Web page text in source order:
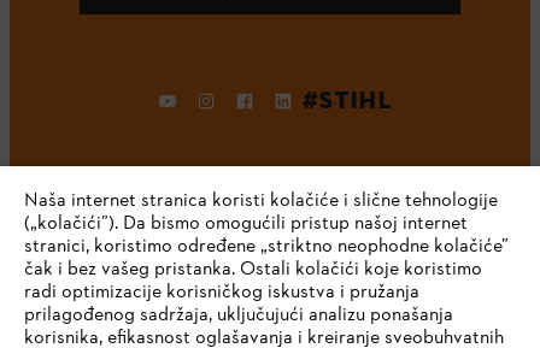
#STIHL
Kompanija
Naša internet stranica koristi kolačiće i slične tehnologije
(„kolačići”). Da bismo omogućili pristup našoj internet
stranici, koristimo određene „striktno neophodne kolačiće”
čak i bez vašeg pristanka. Ostali kolačići koje koristimo
radi optimizacije korisničkog iskustva i pružanja
prilagođenog sadržaja, uključujući analizu ponašanja
korisnika, efikasnost oglašavanja i kreiranje sveobuhvatnih